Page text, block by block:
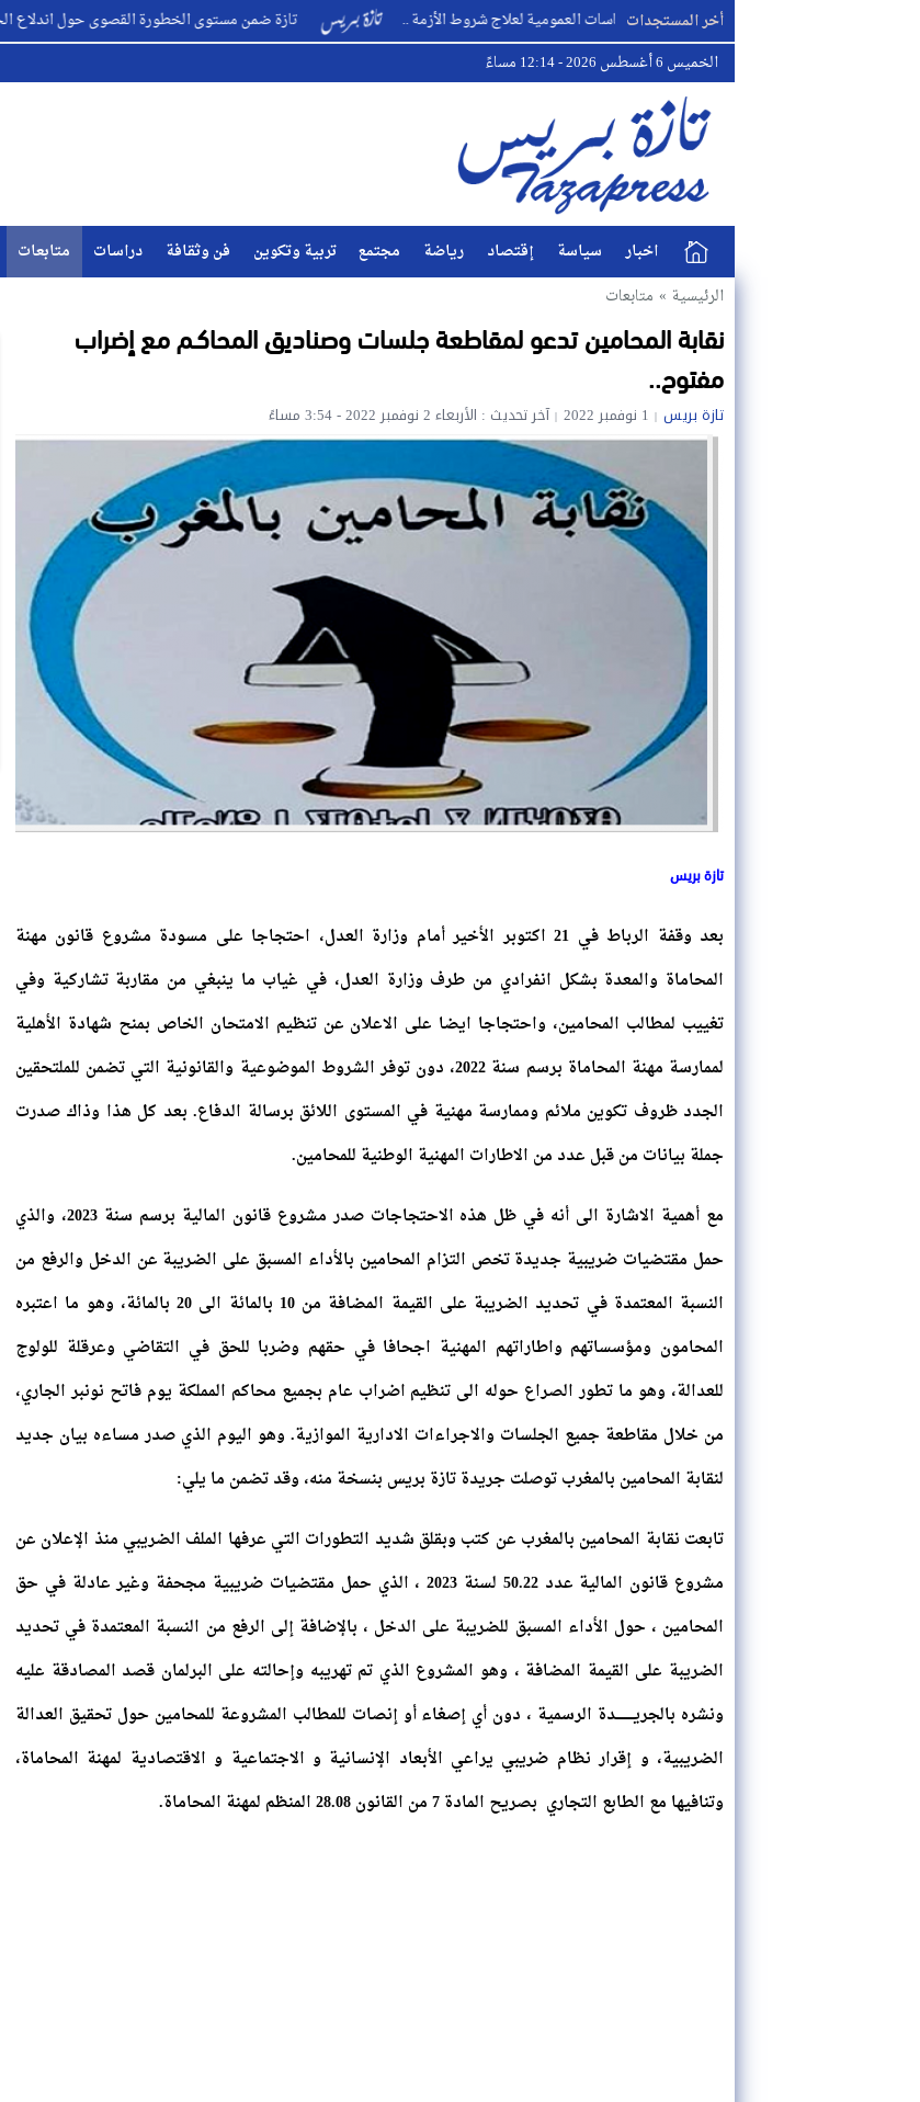
أخر المستجدات
واقعة سبتة وسؤال استباقية السياسات العمومية لعلاج شروط الأزمة .. تازة ضمن مستوى الخطورة القصوى حول اندلاع الحرائق الغابوية ..
الخميس 6 أغسطس 2026 - 12:14 مساءً
اخبار سياسة إقتصاد رياضة مجتمع تربية وتكوين فن وثقافة دراسات متابعات
الرئيسية » متابعات
نقابة المحامين تدعو لمقاطعة جلسات وصناديق المحاكـم مع إضراب
مفتوح..
تازة بريس 1 نوفمبر 2022 آخر تحديث : الأربعاء 2 نوفمبر 2022 - 3:54 مساءً
تازة بريس
بعد وقفة الرباط في 21 اكتوبر الأخير أمام وزارة العدل، احتجاجا على مسودة مشروع قانون مهنة
المحاماة والمعدة بشكل انفرادي من طرف وزارة العدل، في غياب ما ينبغي من مقاربة تشاركية وفي
تغييب لمطالب المحامين، واحتجاجا ايضا على الاعلان عن تنظيم الامتحان الخاص بمنح شهادة الأهلية
لممارسة مهنة المحاماة برسم سنة 2022، دون توفر الشروط الموضوعية والقانونية التي تضمن للملتحقين
الجدد ظروف تكوين ملائم وممارسة مهنية في المستوى اللائق برسالة الدفاع. بعد كل هذا وذاك صدرت
جملة بيانات من قبل عدد من الاطارات المهنية الوطنية للمحامين.
مع أهمية الاشارة الى أنه في ظل هذه الاحتجاجات صدر مشروع قانون المالية برسم سنة 2023، والذي
حمل مقتضيات ضريبية جديدة تخص التزام المحامين بالأداء المسبق على الضريبة عن الدخل والرفع من
النسبة المعتمدة في تحديد الضريبة على القيمة المضافة من 10 بالمائة الى 20 بالمائة، وهو ما اعتبره
المحامون ومؤسساتهم واطاراتهم المهنية اجحافا في حقهم وضربا للحق في التقاضي وعرقلة للولوج
للعدالة، وهو ما تطور الصراع حوله الى تنظيم اضراب عام بجميع محاكم المملكة يوم فاتح نونبر الجاري،
من خلال مقاطعة جميع الجلسات والاجراءات الادارية الموازية. وهو اليوم الذي صدر مساءه بيان جديد
لنقابة المحامين بالمغرب توصلت جريدة تازة بريس بنسخة منه، وقد تضمن ما يلي:
تابعت نقابة المحامين بالمغرب عن كتب وبقلق شديد التطورات التي عرفها الملف الضريبي منذ الإعلان عن
مشروع قانون المالية عدد 50.22 لسنة 2023 ، الذي حمل مقتضيات ضريبية مجحفة وغير عادلة في حق
المحامين ، حول الأداء المسبق للضريبة على الدخل ، بالإضافة إلى الرفع من النسبة المعتمدة في تحديد
الضريبة على القيمة المضافة ، وهو المشروع الذي تم تهريبه وإحالته على البرلمان قصد المصادقة عليه
ونشره بالجريــــــــدة الرسمية ، دون أي إصغاء أو إنصات للمطالب المشروعة للمحامين حول تحقيق العدالة
الضريبية، و إقرار نظام ضريبي يراعي الأبعاد الإنسانية و الاجتماعية و الاقتصادية لمهنة المحاماة،
وتنافيها مع الطابع التجاري بصريح المادة 7 من القانون 28.08 المنظم لمهنة المحاماة.